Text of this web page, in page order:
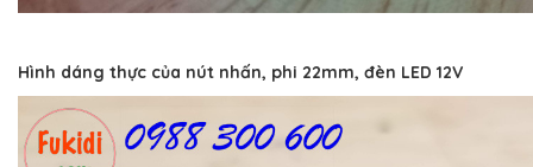
Hình dáng thực của nút nhấn, phi 22mm, đèn LED 12V